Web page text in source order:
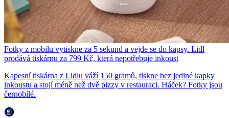
Fotky z mobilu vytiskne za 5 sekund a vejde se do kapsy. Lidl
prodává tiskárnu za 799 Kč, která nepotřebuje inkoust
Kapesní tiskárna z Lidlu váží 150 gramů, tiskne bez jediné kapky
inkoustu a stojí méně než dvě pizzy v restauraci. Háček? Fotky jsou
černobílé.